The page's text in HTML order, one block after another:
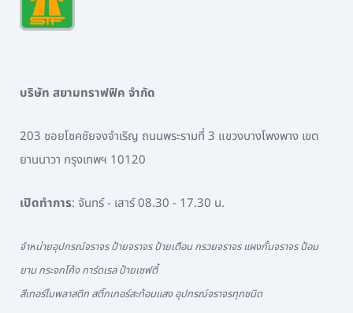
บริษัท สยามทราฟฟิค จำกัด
203 ซอยโชคชัยจงจำเริญ ถนนพระรามที่ 3 แขวงบางโพงพาง เขต
ยานนาวา กรุงเทพฯ 10120
เปิดทำการ: จันทร์ - เสาร์ 08.30 - 17.30 น.
จำหน่ายอุปกรณ์จราจร ป้ายจราจร ป้ายเตือน กรวยจราจร แผงกั้นจราจร ป้อม
ยาม กระจกโค้ง การ์ดเรล ป้ายเซฟตี้
สีเทอร์โมพลาสติก สติ๊กเกอร์สะท้อนแสง อุปกรณ์จราจรทุกชนิด